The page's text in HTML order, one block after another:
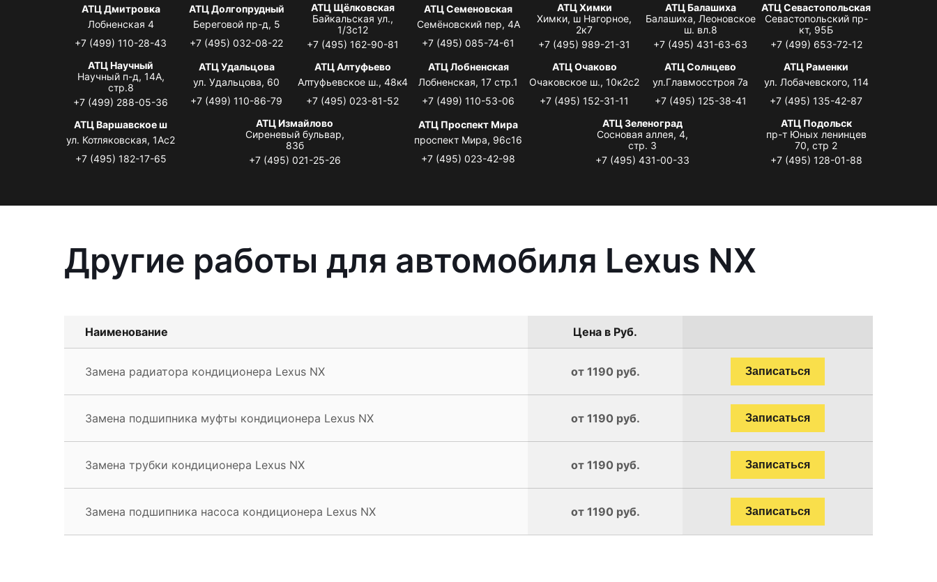
АТЦ Дмитровка
Лобненская 4
+7 (499) 110-28-43
АТЦ Долгопрудный
Береговой пр-д, 5
+7 (495) 032-08-22
АТЦ Щёлковская
Байкальская ул.,
1/3с12
+7 (495) 162-90-81
АТЦ Семеновская
Семёновский пер, 4А
+7 (495) 085-74-61
АТЦ Химки
Химки, ш Нагорное,
2к7
+7 (495) 989-21-31
АТЦ Балашиха
Балашиха, Леоновское
ш. вл.8
+7 (495) 431-63-63
АТЦ Севастопольская
Севастопольский пр-
кт, 95Б
+7 (499) 653-72-12
АТЦ Научный
Научный п-д, 14А,
стр.8
+7 (499) 288-05-36
АТЦ Удальцова
ул. Удальцова, 60
+7 (499) 110-86-79
АТЦ Алтуфьево
Алтуфьевское ш., 48к4
+7 (495) 023-81-52
АТЦ Лобненская
Лобненская, 17 стр.1
+7 (499) 110-53-06
АТЦ Очаково
Очаковское ш., 10к2с2
+7 (495) 152-31-11
АТЦ Солнцево
ул.Главмосстроя 7а
+7 (495) 125-38-41
АТЦ Раменки
ул. Лобачевского, 114
+7 (495) 135-42-87
АТЦ Варшавское ш
ул. Котляковская, 1Ас2
+7 (495) 182-17-65
АТЦ Измайлово
Сиреневый бульвар,
83б
+7 (495) 021-25-26
АТЦ Проспект Мира
проспект Мира, 96с16
+7 (495) 023-42-98
АТЦ Зеленоград
Сосновая аллея, 4,
стр. 3
+7 (495) 431-00-33
АТЦ Подольск
пр-т Юных ленинцев
70, стр 2
+7 (495) 128-01-88
Другие работы для автомобиля Lexus NX
Наименование Цена в Руб.
Замена радиатора кондиционера Lexus NX от 1190 руб. Записаться
Замена подшипника муфты кондиционера Lexus NX от 1190 руб. Записаться
Замена трубки кондиционера Lexus NX от 1190 руб. Записаться
Замена подшипника насоса кондиционера Lexus NX от 1190 руб. Записаться